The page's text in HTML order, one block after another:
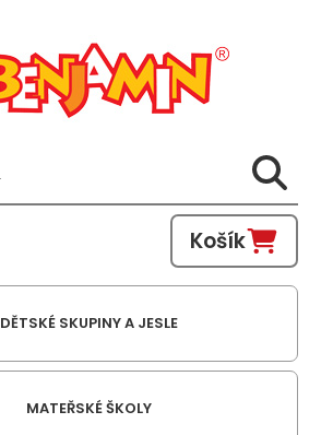
Košík
DĚTSKÉ SKUPINY A JESLE
MATEŘSKÉ ŠKOLY